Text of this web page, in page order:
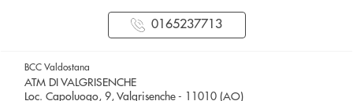
0165237713
BCC Valdostana
ATM DI VALGRISENCHE
Loc. Capoluogo, 9, Valgrisenche - 11010 (AO)